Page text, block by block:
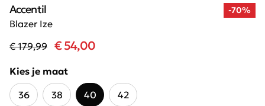
-70%
Blazer Ize
Accentil
€ 179,99 € 54,00
Kies je maat
36
38 40 42